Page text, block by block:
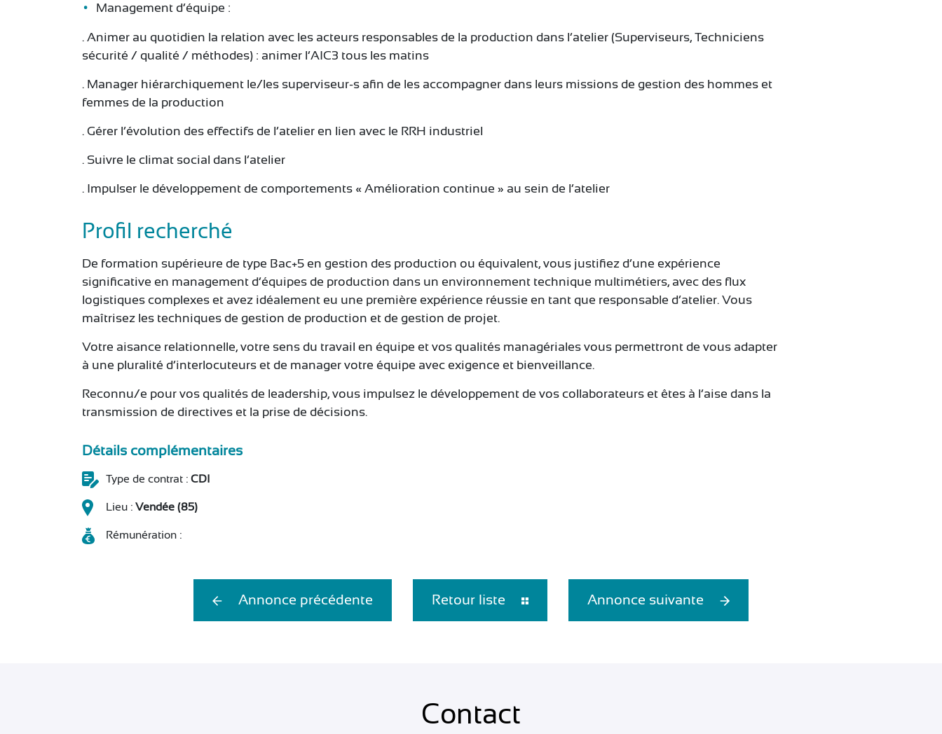
Management d’équipe :
. Animer au quotidien la relation avec les acteurs responsables de la production dans l’atelier (Superviseurs, Techniciens
sécurité / qualité / méthodes) : animer l’AIC3 tous les matins
. Manager hiérarchiquement le/les superviseur-s afin de les accompagner dans leurs missions de gestion des hommes et
femmes de la production
. Gérer l’évolution des effectifs de l’atelier en lien avec le RRH industriel
. Suivre le climat social dans l’atelier
. Impulser le développement de comportements « Amélioration continue » au sein de l’atelier
Profil recherché
De formation supérieure de type Bac+5 en gestion des production ou équivalent, vous justifiez d’une expérience
significative en management d’équipes de production dans un environnement technique multimétiers, avec des flux
logistiques complexes et avez idéalement eu une première expérience réussie en tant que responsable d’atelier. Vous
maîtrisez les techniques de gestion de production et de gestion de projet.
Votre aisance relationnelle, votre sens du travail en équipe et vos qualités managériales vous permettront de vous adapter
à une pluralité d’interlocuteurs et de manager votre équipe avec exigence et bienveillance.
Reconnu/e pour vos qualités de leadership, vous impulsez le développement de vos collaborateurs et êtes à l’aise dans la
transmission de directives et la prise de décisions.
Détails complémentaires
Type de contrat : CDI
Lieu : Vendée (85)
Rémunération :
Annonce précédente Retour liste Annonce suivante
Contact